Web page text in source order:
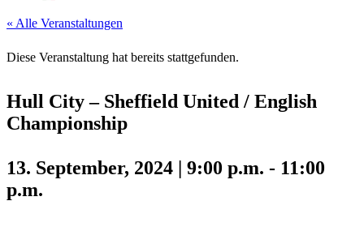
« Alle Veranstaltungen
Diese Veranstaltung hat bereits stattgefunden.
Hull City – Sheffield United / English
Championship
13. September, 2024 | 9:00 p.m. - 11:00
p.m.